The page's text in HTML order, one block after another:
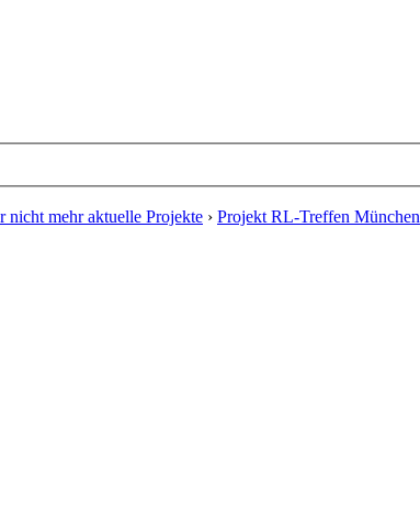
nicht mehr aktuelle Projekte › Projekt RL-Treffen München